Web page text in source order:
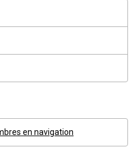
en navigation